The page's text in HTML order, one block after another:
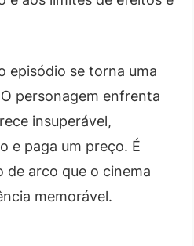
episódio se torna uma
personagem enfrenta
insuperável,
e paga um preço. É
de arco que o cinema
memorável.